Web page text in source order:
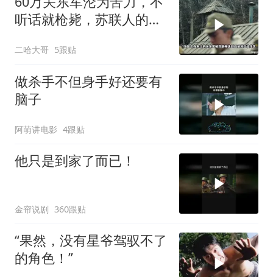
听话就枪毙，苏联人的做
二哈大哥 5跟贴
做杀手不但身手好还要有
脑子
阿萌讲电影 4跟贴
他只是到家了而已！
金帘说剧 360跟贴
“果然，没有星爷驾驭不了
的角色！”